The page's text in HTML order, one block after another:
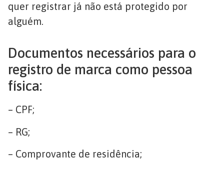
quer registrar já não está protegido por
alguém.
Documentos necessários para o
registro de marca como pessoa
física:
– CPF;
– RG;
– Comprovante de residência;